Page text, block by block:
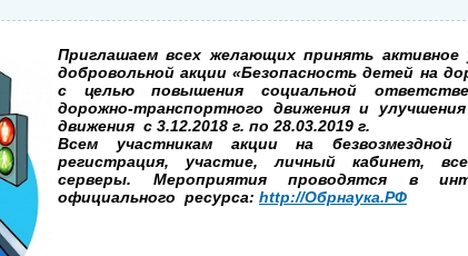
Приглашаем всех желающих принять активное
добровольной акции «Безопасность детей на
с целью повышения социальной
дорожно-транспортного движения и
движения с 3.12.2018 г. по 28.03.2019 г.
Всем участникам акции на безвозмездной
регистрация, участие, личный кабинет,
серверы. Мероприятия проводятся в
официального ресурса: http://Обрнаука.РФ